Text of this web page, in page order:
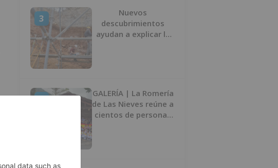
3
Nuevos
descubrimientos
ayudan a explicar la
4
GALERÍA | La Romería
de Las Nieves reúne a
cientos de personas